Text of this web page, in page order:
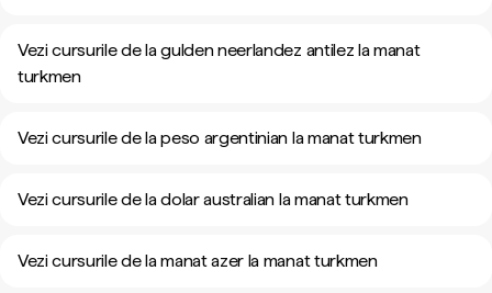
Vezi cursurile de la gulden neerlandez antilez la manat
turkmen
Vezi cursurile de la peso argentinian la manat turkmen
Vezi cursurile de la dolar australian la manat turkmen
Vezi cursurile de la manat azer la manat turkmen